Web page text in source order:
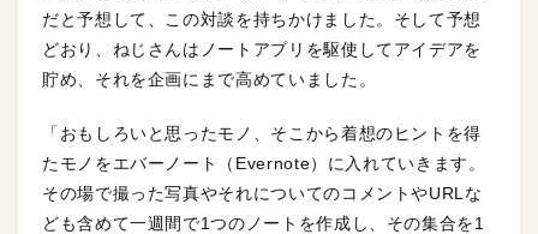
だと予想して、この対談を持ちかけました。そして予想
どおり、ねじさんはノートアプリを駆使してアイデアを
貯め、それを企画にまで高めていました。
「おもしろいと思ったモノ、そこから着想のヒントを得
たモノをエバーノート（Evernote）に入れていきます。
その場で撮った写真やそれについてのコメントやURLな
ども含めて一週間で1つのノートを作成し、その集合を1